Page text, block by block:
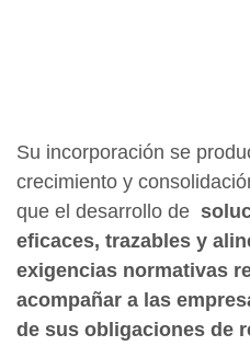
Su incorporación se
crecimiento y
que el desarrollo de
eficaces, trazables y
exigencias normativas
acompañar a las
de sus obligaciones de